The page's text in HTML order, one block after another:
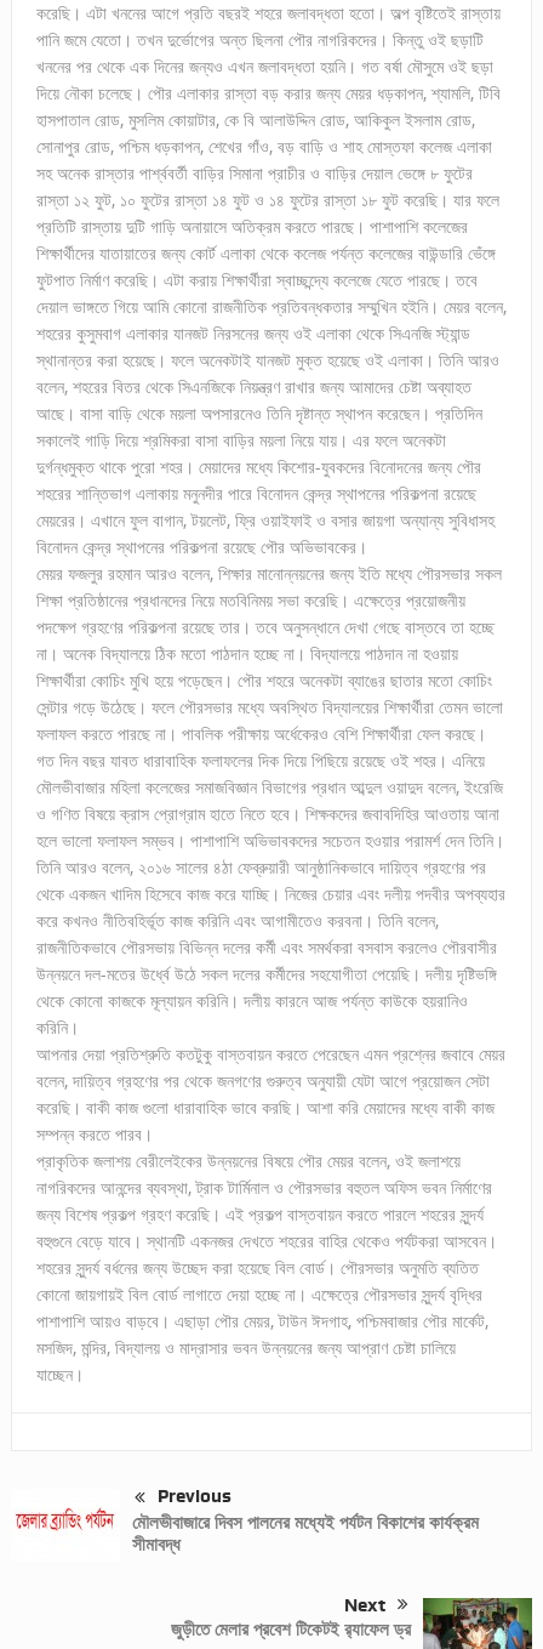
করেছি। এটা খননের আগে প্রতি বছরই শহরে জলাবদ্ধতা হতো। অল্প বৃষ্টিতেই রাস্তায়
পানি জমে যেতো। তখন দুর্ভোগের অন্ত ছিলনা পৌর নাগরিকদের। কিন্তু ওই ছড়াটি
খননের পর থেকে এক দিনের জন্যও এখন জলাবদ্ধতা হয়নি। গত বর্ষা মৌসুমে ওই ছড়া
দিয়ে নৌকা চলেছে। পৌর এলাকার রাস্তা বড় করার জন্য মেয়র ধড়কাপন, শ্যামলি, টিবি
হাসপাতাল রোড, মুসলিম কোয়াটার, কে বি আলাউদ্দিন রোড, আকিকুল ইসলাম রোড,
সোনাপুর রোড, পশ্চিম ধড়কাপন, শেখের গাঁও, বড় বাড়ি ও শাহ মোস্তফা কলেজ এলাকা
সহ অনেক রাস্তার পার্শ্ববর্তী বাড়ির সিমানা প্রাচীর ও বাড়ির দেয়াল ভেঙ্গে ৮ ফুটের
রাস্তা ১২ ফুট, ১০ ফুটের রাস্তা ১৪ ফুট ও ১৪ ফুটের রাস্তা ১৮ ফুট করেছি। যার ফলে
প্রতিটি রাস্তায় দুটি গাড়ি অনায়াসে অতিক্রম করতে পারছে। পাশাপাশি কলেজের
শিক্ষার্থীদের যাতায়াতের জন্য কোর্ট এলাকা থেকে কলেজ পর্যন্ত কলেজের বাউন্ডারি ভেঁঙ্গে
ফুটপাত নির্মাণ করেছি। এটা করায় শিক্ষার্থীরা স্বাচ্ছন্দ্যে কলেজে যেতে পারছে। তবে
দেয়াল ভাঙ্গতে গিয়ে আমি কোনো রাজনীতিক প্রতিবন্ধকতার সম্মুখিন হইনি। মেয়র বলেন,
শহরের কুসুমবাগ এলাকার যানজট নিরসনের জন্য ওই এলাকা থেকে সিএনজি স্ট্যান্ড
স্থানান্তর করা হয়েছে। ফলে অনেকটাই যানজট মুক্ত হয়েছে ওই এলাকা। তিনি আরও
বলেন, শহরের বিতর থেকে সিএনজিকে নিয়ন্ত্রণ রাখার জন্য আমাদের চেষ্টা অব্যাহত
আছে। বাসা বাড়ি থেকে ময়লা অপসারনেও তিনি দৃষ্টান্ত স্থাপন করেছেন। প্রতিদিন
সকালেই গাড়ি দিয়ে শ্রমিকরা বাসা বাড়ির ময়লা নিয়ে যায়। এর ফলে অনেকটা
দুর্গন্ধমুক্ত থাকে পুরো শহর। মেয়াদের মধ্যে কিশোর-যুবকদের বিনোদনের জন্য পৌর
শহরের শান্তিভাগ এলাকায় মনুনদীর পারে বিনোদন কেন্দ্র স্থাপনের পরিকল্পনা রয়েছে
মেয়রের। এখানে ফুল বাগান, টয়লেট, ফ্রি ওয়াইফাই ও বসার জায়গা অন্যান্য সুবিধাসহ
বিনোদন কেন্দ্র স্থাপনের পরিকল্পনা রয়েছে পৌর অভিভাবকের।
মেয়র ফজলুর রহমান আরও বলেন, শিক্ষার মানোন্নয়নের জন্য ইতি মধ্যে পৌরসভার সকল
শিক্ষা প্রতিষ্ঠানের প্রধানদের নিয়ে মতবিনিময় সভা করেছি। এক্ষেত্রে প্রয়োজনীয়
পদক্ষেপ গ্রহণের পরিকল্পনা রয়েছে তার। তবে অনুসন্ধানে দেখা গেছে বাস্তবে তা হচ্ছে
না। অনেক বিদ্যালয়ে ঠিক মতো পাঠদান হচ্ছে না। বিদ্যালয়ে পাঠদান না হওয়ায়
শিক্ষার্থীরা কোচিং মুখি হয়ে পড়েছেন। পৌর শহরে অনেকটা ব্যাঙের ছাতার মতো কোচিং
সেন্টার গড়ে উঠেছে। ফলে পৌরসভার মধ্যে অবস্থিত বিদ্যালয়ের শিক্ষার্থীরা তেমন ভালো
ফলাফল করতে পারছে না। পাবলিক পরীক্ষায় অর্ধেকেরও বেশি শিক্ষার্থীরা ফেল করছে।
গত দিন বছর যাবত ধারাবাহিক ফলাফলের দিক দিয়ে পিছিয়ে রয়েছে ওই শহর। এনিয়ে
মৌলভীবাজার মহিলা কলেজের সমাজবিজ্ঞান বিভাগের প্রধান আব্দুল ওয়াদুদ বলেন, ইংরেজি
ও গণিত বিষয়ে ক্রাস প্রোগ্রাম হাতে নিতে হবে। শিক্ষকদের জবাবদিহির আওতায় আনা
হলে ভালো ফলাফল সম্ভব। পাশাপাশি অভিভাবকদের সচেতন হওয়ার পরামর্শ দেন তিনি।
তিনি আরও বলেন, ২০১৬ সালের ৪ঠা ফেব্রুয়ারী আনুষ্ঠানিকভাবে দায়িত্ব গ্রহণের পর
থেকে একজন খাদিম হিসেবে কাজ করে যাচ্ছি। নিজের চেয়ার এবং দলীয় পদবীর অপব্যহার
করে কখনও নীতিবহির্ভূত কাজ করিনি এবং আগামীতেও করবনা। তিনি বলেন,
রাজনীতিকভাবে পৌরসভায় বিভিন্ন দলের কর্মী এবং সমর্থকরা বসবাস করলেও পৌরবাসীর
উন্নয়নে দল-মতের উর্ধ্বে উঠে সকল দলের কর্মীদের সহযোগীতা পেয়েছি। দলীয় দৃষ্টিভঙ্গি
থেকে কোনো কাজকে মূল্যায়ন করিনি। দলীয় কারনে আজ পর্যন্ত কাউকে হয়রানিও
করিনি।
আপনার দেয়া প্রতিশ্রুতি কতটুকু বাস্তবায়ন করতে পেরেছেন এমন প্রশ্নের জবাবে মেয়র
বলেন, দায়িত্ব গ্রহণের পর থেকে জনগণের গুরুত্ব অনুযায়ী যেটা আগে প্রয়োজন সেটা
করেছি। বাকী কাজ গুলো ধারাবাহিক ভাবে করছি। আশা করি মেয়াদের মধ্যে বাকী কাজ
সম্পন্ন করতে পারব।
প্রাকৃতিক জলাশয় বেরীলেইকের উন্নয়নের বিষয়ে পৌর মেয়র বলেন, ওই জলাশয়ে
নাগরিকদের আনন্দের ব্যবস্থা, ট্রাক টার্মিনাল ও পৌরসভার বহুতল অফিস ভবন নির্মাণের
জন্য বিশেষ প্রকল্প গ্রহণ করেছি। এই প্রকল্প বাস্তবায়ন করতে পারলে শহরের সুন্দর্য
বহুগুনে বেড়ে যাবে। স্থানটি একনজর দেখতে শহরের বাহির থেকেও পর্যটকরা আসবেন।
শহরের সুন্দর্য বর্ধনের জন্য উচ্ছেদ করা হয়েছে বিল বোর্ড। পৌরসভার অনুমতি ব্যতিত
কোনো জায়গায়ই বিল বোর্ড লাগাতে দেয়া হচ্ছে না। এক্ষেত্রে পৌরসভার সুন্দর্য বৃদ্ধির
পাশাপাশি আয়ও বাড়বে। এছাড়া পৌর মেয়র, টাউন ঈদগাহ, পশ্চিমবাজার পৌর মার্কেট,
মসজিদ, মন্দির, বিদ্যালয় ও মাদ্রাসার ভবন উন্নয়নের জন্য আপ্রাণ চেষ্টা চালিয়ে
যাচ্ছেন।
Previous
মৌলভীবাজারে দিবস পালনের মধ্যেই পর্যটন বিকাশের কার্যক্রম
সীমাবদ্ধ
Next
জুড়ীতে মেলার প্রবেশ টিকেটই র‌্যাফেল ড্র